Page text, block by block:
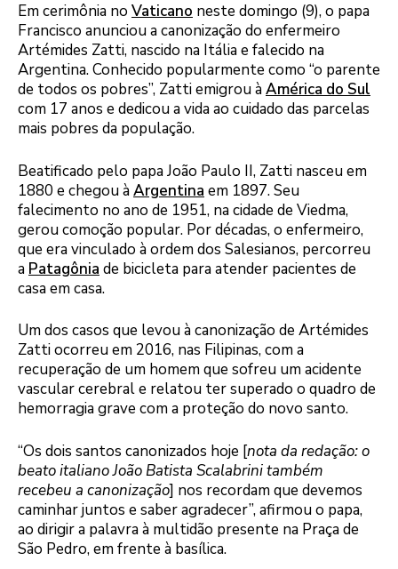
Em cerimônia no Vaticano neste domingo (9), o papa
Francisco anunciou a canonização do enfermeiro
Artémides Zatti, nascido na Itália e falecido na
Argentina. Conhecido popularmente como “o parente
de todos os pobres”, Zatti emigrou àAmérica do Sul
com 17 anos e dedicou a vida ao cuidado das parcelas
mais pobres da população.
Beatificado pelo papa João Paulo II, Zatti nasceu em
1880 e chegou àArgentina em 1897. Seu
falecimento no ano de 1951, na cidade de Viedma,
gerou comoção popular. Por décadas, o enfermeiro,
que era vinculado à ordem dos Salesianos, percorreu
a Patagônia de bicicleta para atender pacientes de
casa em casa.
Um dos casos que levou à canonização de Artémides
Zatti ocorreu em 2016, nas Filipinas, com a
recuperação de um homem que sofreu um acidente
vascular cerebral e relatou ter superado o quadro de
hemorragia grave com a proteção do novo santo.
“Os dois santos canonizados hoje [nota da redação: o
beato italiano João Batista Scalabrini também
recebeu a canonização] nos recordam que devemos
caminhar juntos e saber agradecer”, afirmou o papa,
ao dirigir a palavra à multidão presente na Praça de
São Pedro, em frente à basílica.